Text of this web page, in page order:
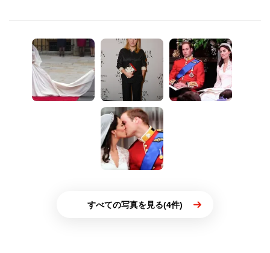
すべての写真を見る(4件)